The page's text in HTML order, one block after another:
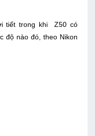
tiết trong khi Z50 có
độ nào đó, theo Nikon